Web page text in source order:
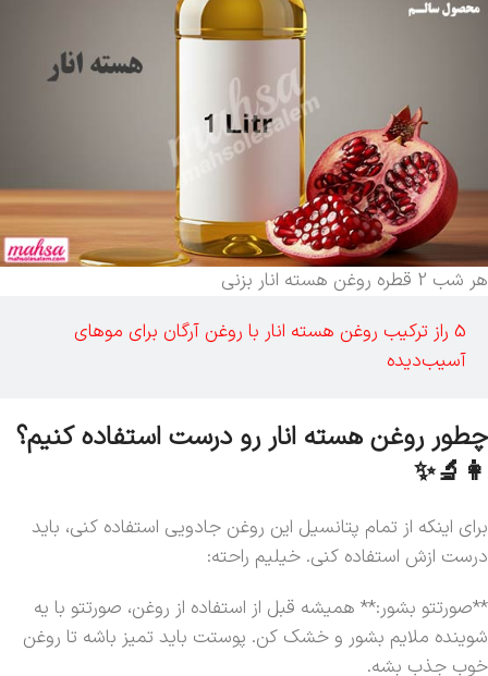
هر شب 2 قطره روغن هسته انار بزنی
5 راز ترکیب روغن هسته انار با روغن
آرگان برای موهای
آسیب‌دیده
چطور روغن هسته انار رو درست استفاده کنیم؟
👩‍🔬✨
برای اینکه از تمام پتانسیل این روغن جادویی استفاده کنی، باید
درست ازش استفاده کنی. خیلیم راحته:
**صورتتو بشور:** همیشه قبل از استفاده از روغن، صورتتو با یه
شوینده ملایم بشور و خشک کن. پوستت باید تمیز باشه تا روغن
خوب جذب بشه.